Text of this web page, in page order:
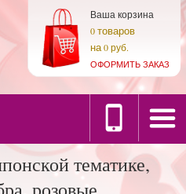
Ваша корзина
0товаров
на0 руб.
ОФОРМИТЬ ЗАКАЗ
тематике,